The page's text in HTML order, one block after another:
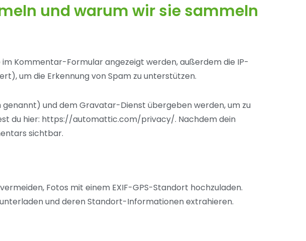
und warum wir sie sammeln
Kommentar-Formular angezeigt werden, außerdem die IP-
um die Erkennung von Spam zu unterstützen.
und dem Gravatar-Dienst übergeben werden, um zu
du hier: https://automattic.com/privacy/. Nachdem dein
sichtbar.
Fotos mit einem EXIF-GPS-Standort hochzuladen.
und deren Standort-Informationen extrahieren.